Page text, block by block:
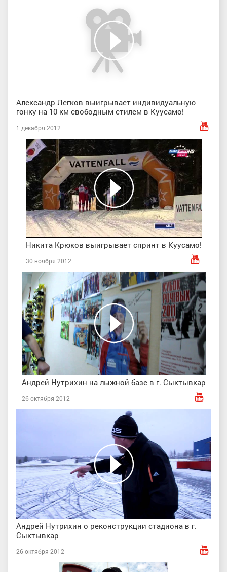
Александр Легков выигрывает индивидуальную
гонку на 10 км свободным стилем в Куусамо!
1 декабря 2012
Никита Крюков выигрывает спринт в Куусамо!
30 ноября 2012
Андрей Нутрихин на лыжной базе в г. Сыктывкар
26 октября 2012
Андрей Нутрихин о реконструкции стадиона в г.
Сыктывкар
26 октября 2012